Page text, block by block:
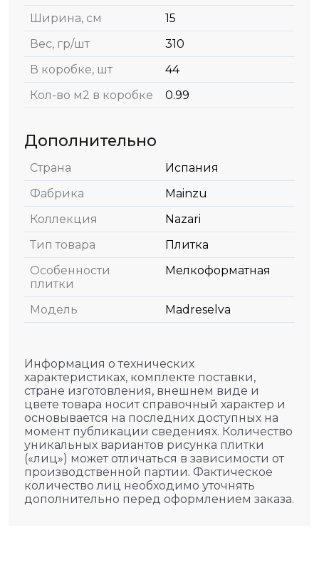
Ширина, см
15
Вес, гр/шт
310
В коробке, шт
44
Кол-во м2 в коробке
0.99
Дополнительно
Страна
Испания
Фабрика
Mainzu
Коллекция
Nazari
Тип товара
Плитка
Особенности
плитки
Мелкоформатная
Модель Madreselva
Информация о технических
характеристиках, комплекте поставки,
стране изготовления, внешнем виде и
цвете товара носит справочный характер и
основывается на последних доступных на
момент публикации сведениях. Количество
уникальных вариантов рисунка плитки
(«лиц») может отличаться в зависимости от
производственной партии. Фактическое
количество лиц необходимо уточнять
дополнительно перед оформлением заказа.